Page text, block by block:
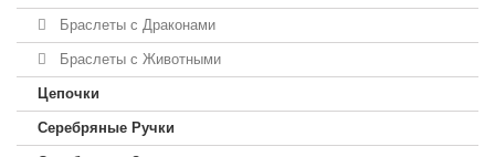
Браслеты с Драконами
Браслеты с Животными
Цепочки
Серебряные Ручки